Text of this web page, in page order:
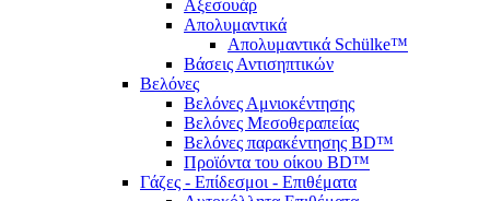
Αξεσουάρ
Απολυμαντικά
Απολυμαντικά Schülke™
Βάσεις Αντισηπτικών
Βελόνες
Βελόνες Αμνιοκέντησης
Βελόνες Μεσοθεραπείας
Βελόνες παρακέντησης BD™
Προϊόντα του οίκου BD™
Γάζες - Επίδεσμοι - Επιθέματα